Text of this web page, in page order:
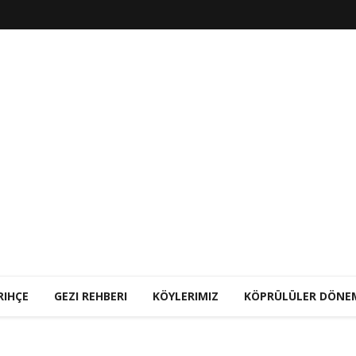
GEZI REHBERI KÖYLERIMIZ KÖPRÜLÜLER